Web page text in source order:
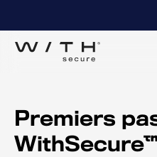
Premiers